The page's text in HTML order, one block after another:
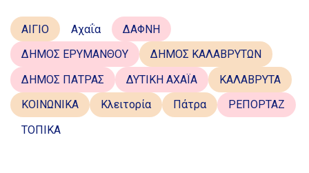
ΑΙΓΙΟ Αχαΐα
ΔΑΦΝΗ
ΔΗΜΟΣ ΕΡΥΜΑΝΘΟΥ
ΔΗΜΟΣ ΚΑΛΑΒΡΥΤΩΝ
ΔΗΜΟΣ ΠΑΤΡΑΣ
ΔΥΤΙΚΗ ΑΧΑΪΑ
ΚΑΛΑΒΡΥΤΑ
ΚΟΙΝΩΝΙΚΑ
Κλειτορία Πάτρα
ΡΕΠΟΡΤΑΖ
ΤΟΠΙΚΑ